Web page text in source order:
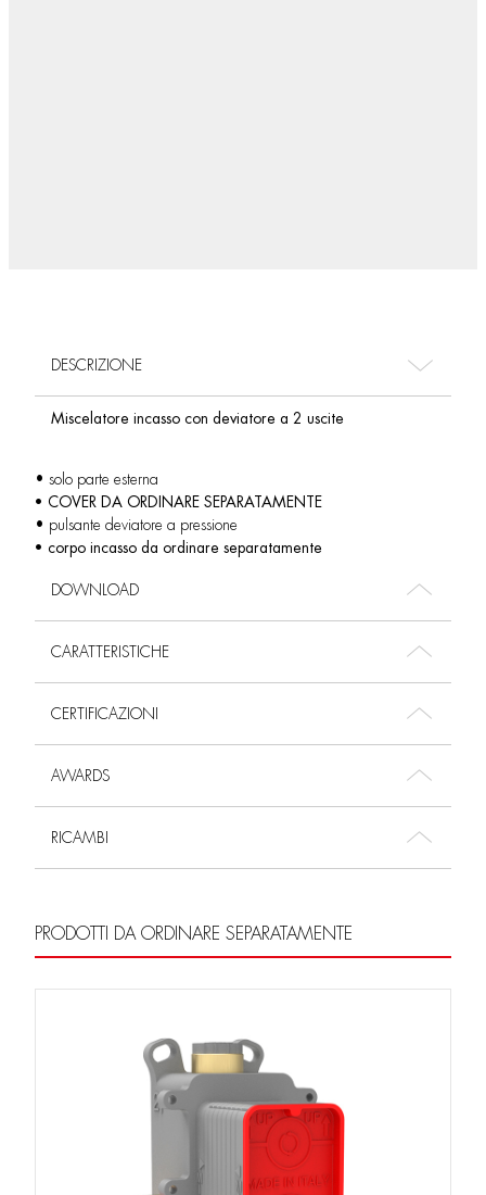
DESCRIZIONE
Miscelatore incasso con deviatore a 2 uscite
• solo parte esterna
• COVER DA ORDINARE SEPARATAMENTE
• pulsante deviatore a pressione
• corpo incasso da ordinare separatamente
DOWNLOAD
CARATTERISTICHE
CERTIFICAZIONI
AWARDS
RICAMBI
PRODOTTI DA ORDINARE SEPARATAMENTE